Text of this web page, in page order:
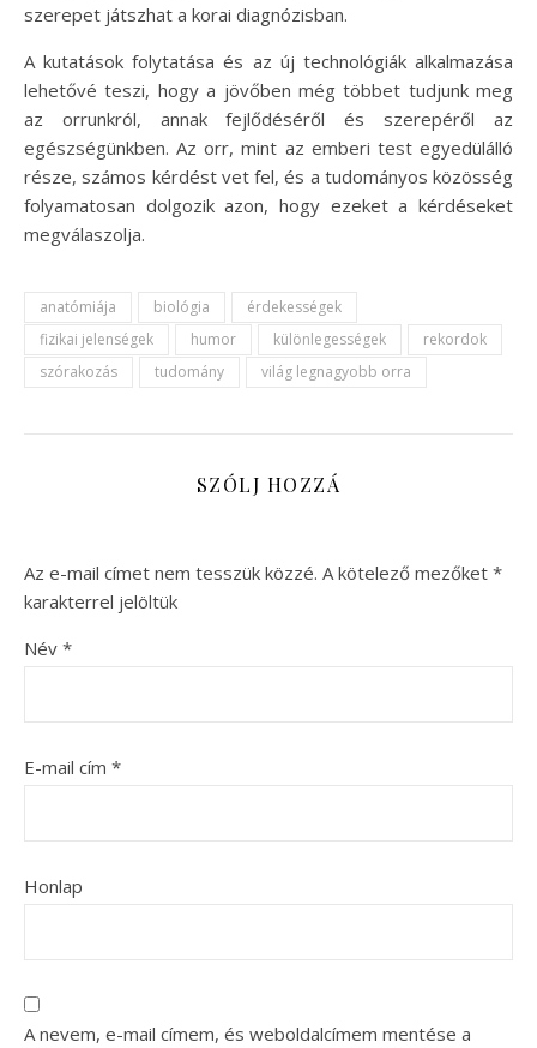
szerepet játszhat a korai diagnózisban.
A kutatások folytatása és az új technológiák alkalmazása
lehetővé teszi, hogy a jövőben még többet tudjunk meg
az orrunkról, annak fejlődéséről és szerepéről az
egészségünkben. Az orr, mint az emberi test egyedülálló
része, számos kérdést vet fel, és a tudományos közösség
folyamatosan dolgozik azon, hogy ezeket a kérdéseket
megválaszolja.
anatómiája biológia
érdekességek
fizikai jelenségek
humor különlegességek
rekordok
szórakozás
tudomány világ legnagyobb orra
SZÓLJ HOZZÁ
Az e-mail címet nem tesszük közzé. A kötelező mezőket *
karakterrel jelöltük
Név *
E-mail cím *
Honlap
A nevem, e-mail címem, és weboldalcímem mentése a